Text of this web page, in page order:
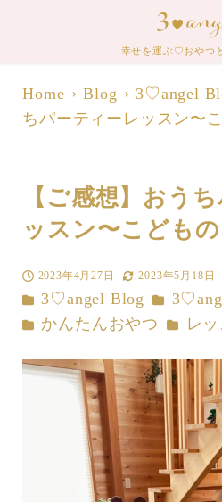
幸せを運ぶ♡おやつ
Home Blog 3♡angel
ちパーティーレッスン〜
【ご感想】おう
ッスン〜こども
投稿日
2023年4月27日
更新日
2023年5月18日
カテゴリー
3♡angel Blog カテゴリー
カテゴリー
かんたんおやつ カテゴリ
レ